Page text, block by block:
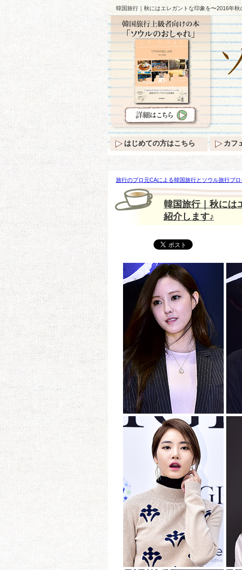
韓国旅行｜秋にはエレガントな印象を〜2016年
旅行のプロ元CAによる韓国旅行とソウル旅行ブ
レガントな印象を〜2016年秋の【スカート】を紹
韓国旅行｜秋には
紹介します♪
はじめての方はこちら カフ